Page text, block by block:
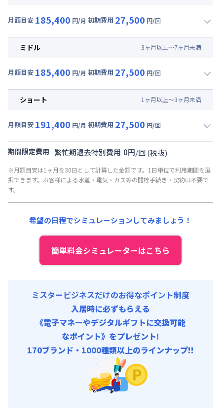
月額目安 185,400 円/月 初期費用 27,500 円/回
月額賃料目安(30日利用)
光熱費他 : 24,000円/月 (800円/日) (税抜)
その他費用 :
ミドル 3ヶ月以上～7ヶ月未満
月額目安 185,400 円/月 初期費用 27,500 円/回
月額賃料目安(30日利用)
光熱費他 : 24,000円/月 (800円/日) (税抜)
その他費用 :
ショート 1 ヶ月以上～3ヶ月未満
月額目安 191,400 円/月 初期費用 27,500 円/回
月額賃料目安(30日利用)
光熱費他 : 24,000円/月 (800円/日) (税抜)
清掃料他 :
その他費用 :
期間限定費用 繁忙期退去特別費用 0円/回(税抜)
※月額目安は1ヶ月を30日として計算した金額です。1日単位で利用期間を選
択できます。お客様による水道・電気・ガス等の開栓手続き・契約は不要で
す。
希望の日程でシミュレーションしてみましょう！
簡単料金シミュレーターはこちら
ミスタービジネスだけのお得なポイント制度
入居時に必ずもらえる
《電子マネーやデジタルギフトに交換可能
なポイント》をプレゼント!
170ブランド・1000種類以上のラインナップ!!